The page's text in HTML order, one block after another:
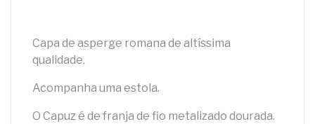
Capa de asperge romana de altíssima
qualidade.
Acompanha uma estola.
O Capuz é de franja de fio metalizado dourada.